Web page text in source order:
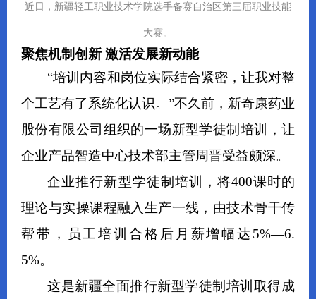
近日，新疆轻工职业技术学院选手备赛自治区第三届职业技能
大赛。
聚焦机制创新 激活发展新动能
“培训内容和岗位实际结合紧密，让我对整
个工艺有了系统化认识。”不久前，新奇康药业
股份有限公司组织的一场新型学徒制培训，让
企业产品智造中心技术部主管周晋受益颇深。
企业推行新型学徒制培训，将400课时的
理论与实操课程融入生产一线，由技术骨干传
帮带，员工培训合格后月薪增幅达5%—6.
5%。
这是新疆全面推行新型学徒制培训取得成